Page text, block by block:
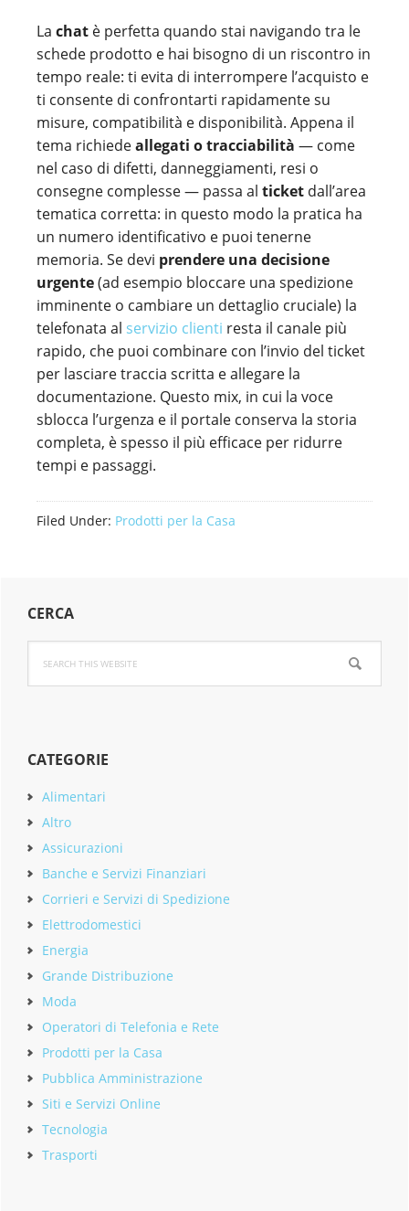
La chat è perfetta quando stai navigando tra le
schede prodotto e hai bisogno di un riscontro in
tempo reale: ti evita di interrompere l’acquisto e
ti consente di confrontarti rapidamente su
misure, compatibilità e disponibilità. Appena il
tema richiedeallegati o tracciabilità — come
nel caso di difetti, danneggiamenti, resi o
consegne complesse — passa al ticket dall’area
tematica corretta: in questo modo la pratica ha
un numero identificativo e puoi tenerne
memoria. Se devi prendere una decisione
urgente(ad esempio bloccare una spedizione
imminente o cambiare un dettaglio cruciale) la
telefonata al servizio clienti resta il canale più
rapido, che puoi combinare con l’invio del ticket
per lasciare traccia scritta e allegare la
documentazione. Questo mix, in cui la voce
sblocca l’urgenza e il portale conserva la storia
completa, è spesso il più efficace per ridurre
tempi e passaggi.
Filed Under: Prodotti per la Casa
Primary
Sidebar
CERCA
this
website
CATEGORIE
Alimentari
Altro
Assicurazioni
Banche e Servizi Finanziari
Corrieri e Servizi di Spedizione
Elettrodomestici
Energia
Grande Distribuzione
Moda
Operatori di Telefonia e Rete
Prodotti per la Casa
Pubblica Amministrazione
Siti e Servizi Online
Tecnologia
Trasporti